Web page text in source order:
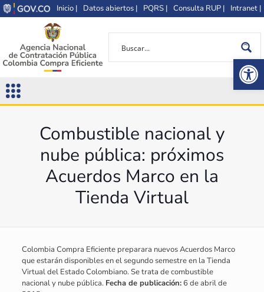
Inicio | Datos abiertos | PQRS | Consulta RUP | Intranet |
Combustible nacional y
nube pública: próximos
Acuerdos Marco en la
Tienda Virtual
Colombia Compra Eficiente preparara nuevos Acuerdos Marco
que estarán disponibles en el segundo semestre en la Tienda
Virtual del Estado Colombiano. Se trata de combustible
nacional y nube pública. Fecha de publicación:6 de abril de